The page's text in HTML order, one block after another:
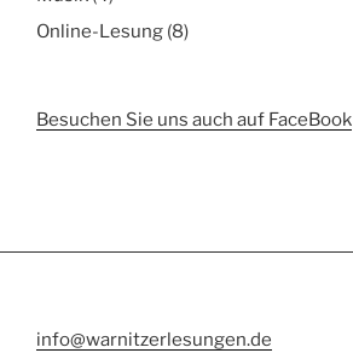
Online-Lesung (8)
Besuchen Sie uns auch auf FaceBook
info@warnitzerlesungen.de